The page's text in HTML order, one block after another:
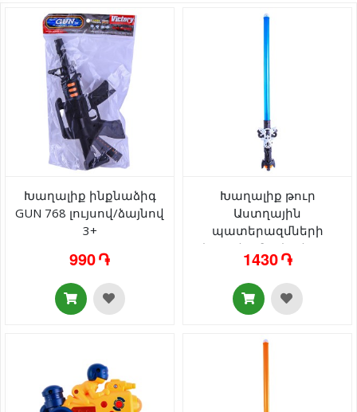
Խաղալիք ինքնաձիգ
GUN 768 լույսով/ձայնով
3+
990 ֏
Խաղալիք թուր
Աստղային
պատերազմների
տեսքով բռնակով 2020A
լույսով/ձայնով 3+
1430 ֏